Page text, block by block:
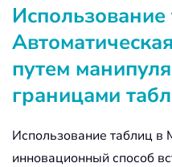
Использование
путем
границами
Использование таблиц
инновационный способ